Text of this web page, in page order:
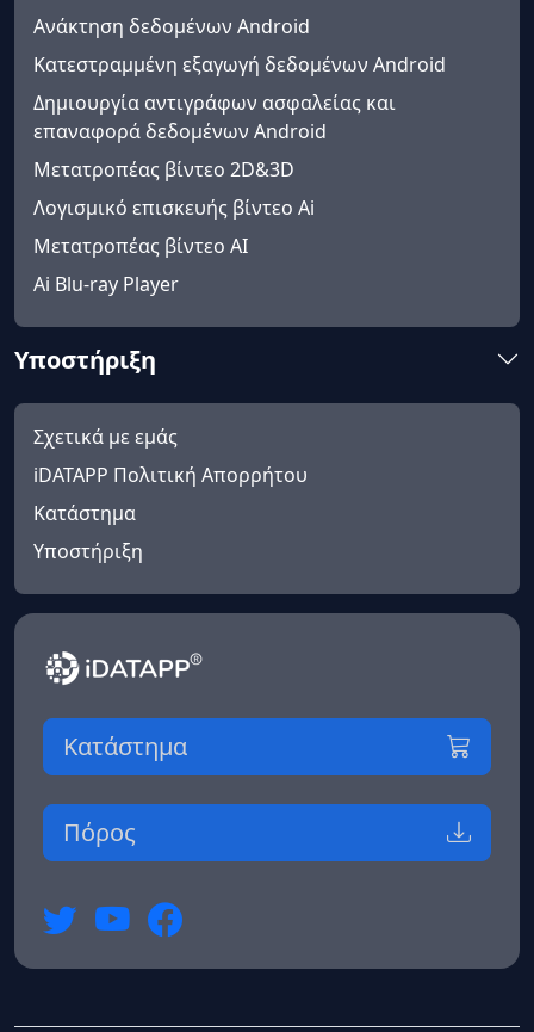
Ανάκτηση δεδομένων Android
Κατεστραμμένη εξαγωγή δεδομένων Android
Δημιουργία αντιγράφων ασφαλείας και
επαναφορά δεδομένων Android
Μετατροπέας βίντεο 2D&3D
Λογισμικό επισκευής βίντεο Ai
Μετατροπέας βίντεο AI
Ai Blu-ray Player
Υποστήριξη
Σχετικά με εμάς
iDATAPP Πολιτική Απορρήτου
Κατάστημα
Υποστήριξη
Κατάστημα
Πόρος